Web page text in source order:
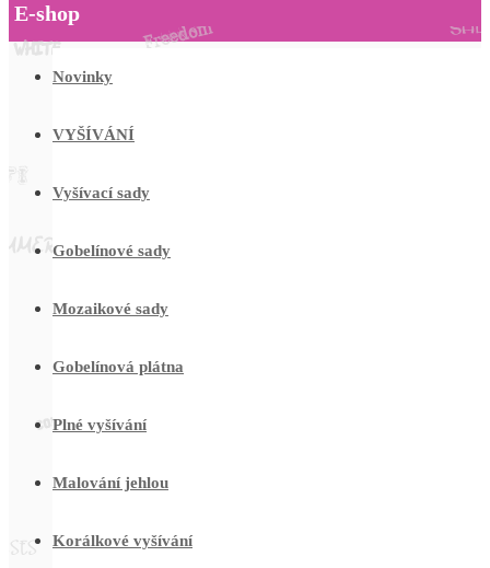
E-shop
Novinky
VYŠÍVÁNÍ
Vyšívací sady
Gobelínové sady
Mozaikové sady
Gobelínová plátna
Plné vyšívání
Malování jehlou
Korálkové vyšívání